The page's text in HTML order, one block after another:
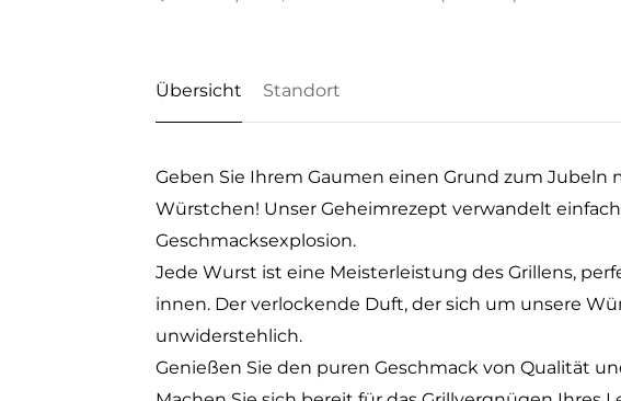
Übersicht Standort
Geben Sie Ihrem Gaumen einen Grund zum Jubeln
Würstchen! Unser Geheimrezept verwandelt
Geschmacksexplosion.
Jede Wurst ist eine Meisterleistung des Grillens,
innen. Der verlockende Duft, der sich um unsere
unwiderstehlich.
Genießen Sie den puren Geschmack von Qualität